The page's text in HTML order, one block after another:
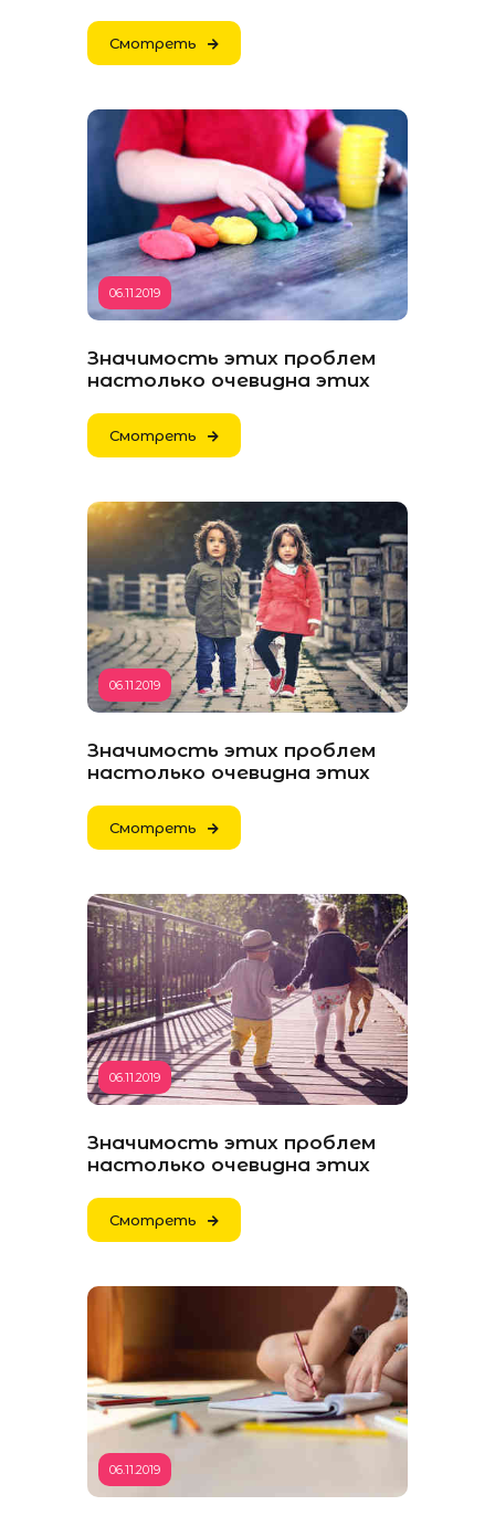
Смотреть
06.11.2019
Значимость этих проблем
настолько очевидна этих
Смотреть
06.11.2019
Значимость этих проблем
настолько очевидна этих
Смотреть
06.11.2019
Значимость этих проблем
настолько очевидна этих
Смотреть
06.11.2019